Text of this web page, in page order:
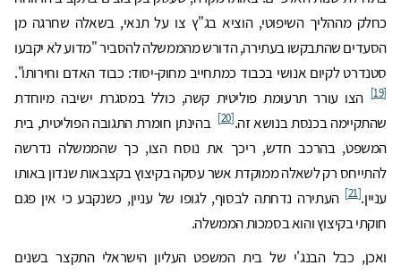
כחלק מההליך השיפוטי, הוציא בג"ץ צו על תנאי, בשאלה שחרגה מן
הסעדים שהתבקשו בעתירה, הדורש מהממשלה להסביר "מדוע לא יקבעו
סטנדרט לקיום אנושי בכבוד כמתחייב מחוק-יסוד: כבוד האדם וחירותו".
[19]
הצו עורר תרעומת פוליטית קשה, כולל במסגרת ישיבה מיוחדת
שהתקיימה בכנסת בנושא זה.[20]
בהינתן חומרת התגובה הפוליטית, בית
המשפט, בהרכב חדש, ריכך את נוסח הצו, כך שהממשלה נדרשה
להתייחס רק לשאלה ממוקדת אשר עסקה בקיצוץ בקצבאות שנדון באותו
עניין.[21]
העתירה נדחתה לבסוף, לגופו של עניין, כשנקבע כי אין פגם
חוקתי בקיצוץ והוא בסמכות הממשלה.
ואכן, כבל הבנג'י של בית המשפט העליון הישראלי התקצר בשנים